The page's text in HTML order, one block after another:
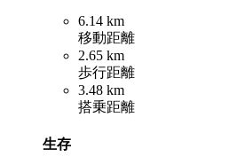
6.14 km
移動距離
2.65 km
歩行距離
3.48 km
搭乗距離
生存